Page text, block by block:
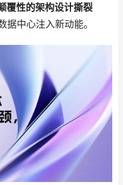
覆性的架构设计撕裂
据中心注入新动能。